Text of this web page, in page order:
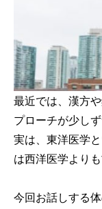
最近では、漢方
プローチが少し
実は、東洋医学
は西洋医学よりも
今回お話しする